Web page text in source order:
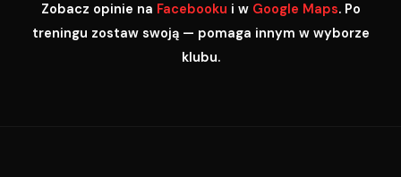
Zobacz opinie na Facebooku i w Google Maps. Po
treningu zostaw swoją — pomaga innym w wyborze
klubu.